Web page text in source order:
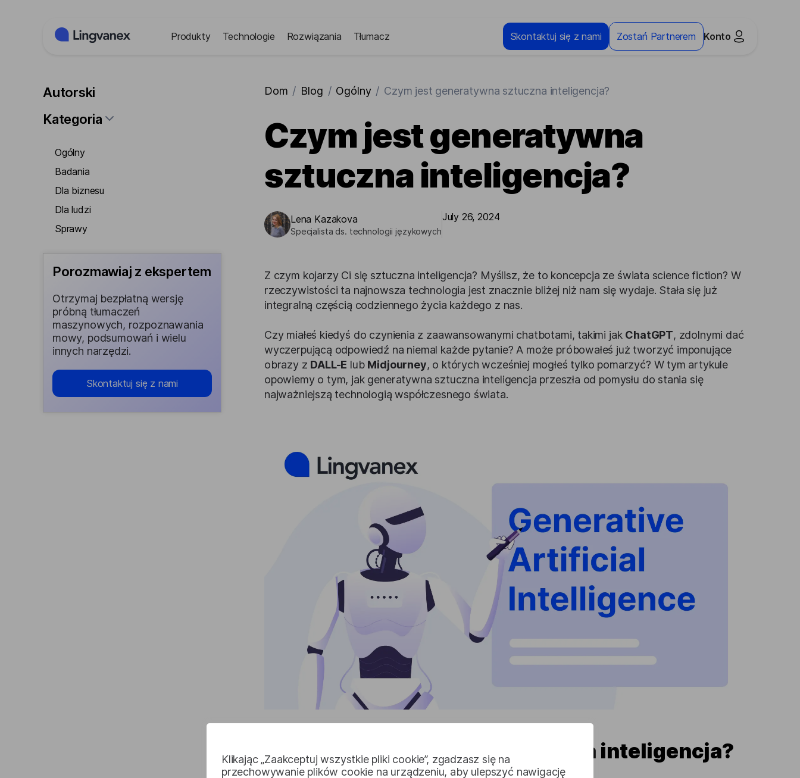
Klikając „Zaakceptuj wszystkie pliki cookie”, zgadzasz się na
przechowywanie plików cookie na urządzeniu, aby ulepszyć nawigację
Produkty Technologie Rozwiązania Tłumacz Skontaktuj się z nami Zostań Partnerem Konto
Autorski
Kategoria
Ogólny
Badania
Dla biznesu
Dla ludzi
Sprawy
Porozmawiaj z ekspertem
Otrzymaj bezpłatną wersję
próbną tłumaczeń
maszynowych, rozpoznawania
mowy, podsumowań i wielu
innych narzędzi.
Skontaktuj się z nami
Dom / Blog / Ogólny / Czym jest generatywna sztuczna inteligencja?
Czym jest generatywna
sztuczna inteligencja?
Lena Kazakova
Specjalista ds. technologii językowych
July 26, 2024
Z czym kojarzy Ci się sztuczna inteligencja? Myślisz, że to koncepcja ze świata science fiction? W
rzeczywistości ta najnowsza technologia jest znacznie bliżej niż nam się wydaje. Stała się już
integralną częścią codziennego życia każdego z nas.
Czy miałeś kiedyś do czynienia z zaawansowanymi chatbotami, takimi jak ChatGPT, zdolnymi dać
wyczerpującą odpowiedź na niemal każde pytanie? A może próbowałeś już tworzyć imponujące
obrazy z DALL-E lub Midjourney, o których wcześniej mogłeś tylko pomarzyć? W tym artykule
opowiemy o tym, jak generatywna sztuczna inteligencja przeszła od pomysłu do stania się
najważniejszą technologią współczesnego świata.
Co to jest generatywna sztuczna inteligencja?